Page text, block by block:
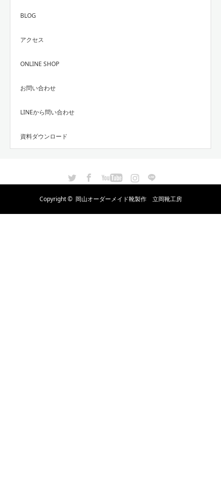
BLOG
アクセス
ONLINE SHOP
お問い合わせ
LINEから問い合わせ
資料ダウンロード
YouTubeInstagram
Copyright © 岡山オーダーメイド靴製作 立岡靴工房